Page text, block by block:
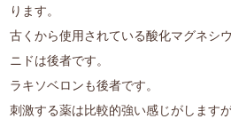
ります。
古くから使用されている酸化マグネシ
ニドは後者です。
ラキソベロンも後者です。
刺激する薬は比較的強い感じがします